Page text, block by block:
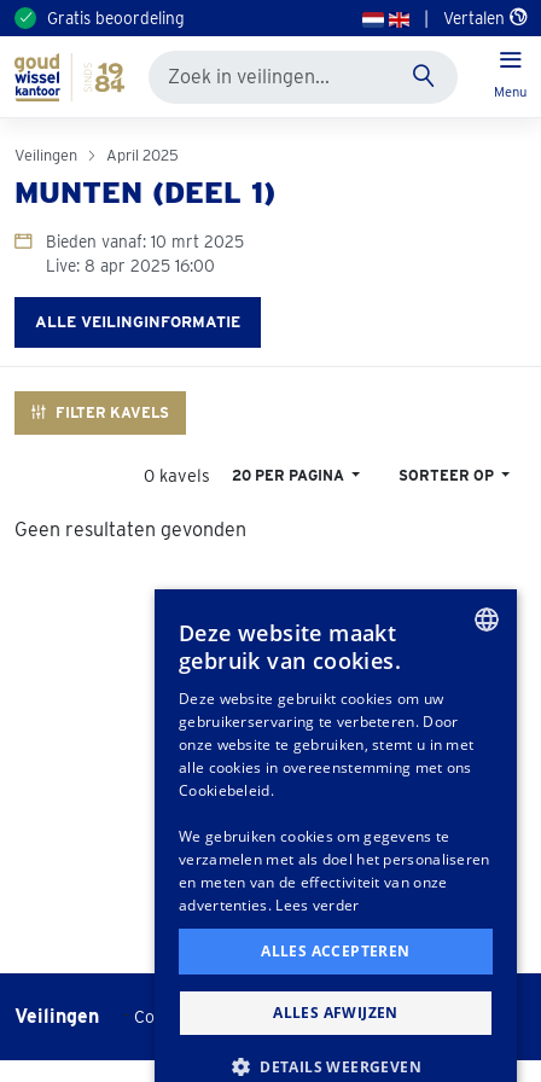
Gratis beoordeling Vertalen
Menu
Veilingen April 2025
MUNTEN (DEEL 1)
Bieden vanaf: 10 mrt 2025
Live: 8 apr 2025 16:00
ALLE VEILINGINFORMATIE
FILTER KAVELS
0 kavels 20 PER PAGINA SORTEER OP
Geen resultaten gevonden
Veilingen - Cookie instellingen Veilingvoorwaarden
GERMAN
FRENCH
Deze website maakt
gebruik van cookies.
Deze website gebruikt cookies om uw
gebruikerservaring te verbeteren. Door
onze website te gebruiken, stemt u in met
alle cookies in overeenstemming met ons
Cookiebeleid.
We gebruiken cookies om gegevens te
verzamelen met als doel het personaliseren
en meten van de effectiviteit van onze
advertenties. Lees verder
ALLES ACCEPTEREN
ALLES AFWIJZEN
DETAILS WEERGEVEN